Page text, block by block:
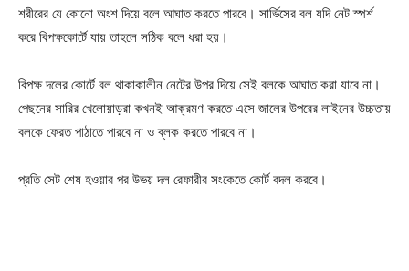
শরীরের যে কোনো অংশ দিয়ে বলে আঘাত করতে পারবে। সার্ভিসের বল যদি নেট স্পর্শ
করে বিপক্ষকোর্টে যায় তাহলে সঠিক বলে ধরা হয়।
বিপক্ষ দলের কোর্টে বল থাকাকালীন নেটের উপর দিয়ে সেই বলকে আঘাত করা যাবে না।
পেছনের সারির খেলোয়াড়রা কখনই আক্রমণ করতে এসে জালের উপরের লাইনের উচ্চতায়
বলকে ফেরত পাঠাতে পারবে না ও ব্লক করতে পারবে না।
প্রতি সেট শেষ হওয়ার পর উভয় দল রেফারীর সংকেতে কোর্ট বদল করবে।